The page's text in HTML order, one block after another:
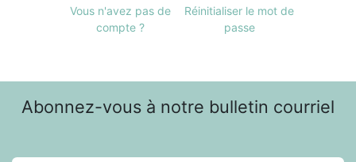
Vous n'avez pas de
compte ?
Réinitialiser le mot de
passe
Abonnez-vous à notre bulletin courriel